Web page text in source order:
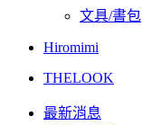
文具/書包
Hiromimi
THELOOK
最新消息